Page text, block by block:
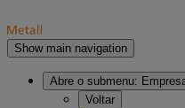
Show main navigation
Abre o submenu:
Voltar